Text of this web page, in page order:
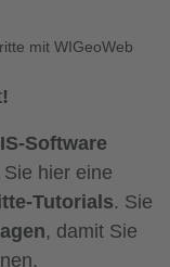
mit WIGeoWeb
Software
Sie hier eine
Tutorials. Sie
, damit Sie